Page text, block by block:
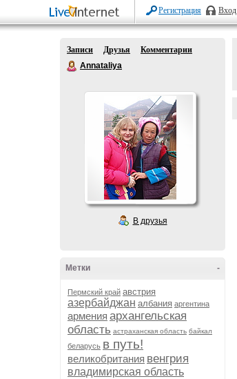
Регистрация Вход
Записи Друзья
Комментарии
Annataliya
В друзья
-
Метки
Пермский край австрия
азербайджан албания аргентина
армения архангельская
область астраханская область байкал
беларусь в путь!
великобритания венгрия
владимирская область